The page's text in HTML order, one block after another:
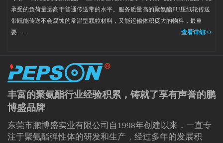
承受的负荷量远高于普通传送带的水平。服务质量高的聚氨酯PU压纸轮传送
带既能传送不会腐蚀的常温型颗粒材料，又能运输体积庞大的物料，最重
要......
查看详细>>
丰富的聚氨酯行业经验积累，铸就了享有声誉的鹏
博盛品牌
东莞市鹏博盛实业有限公司自1998年创建以来，一直专
注于聚氨酯弹性体的研发和生产，经过多年的发展积